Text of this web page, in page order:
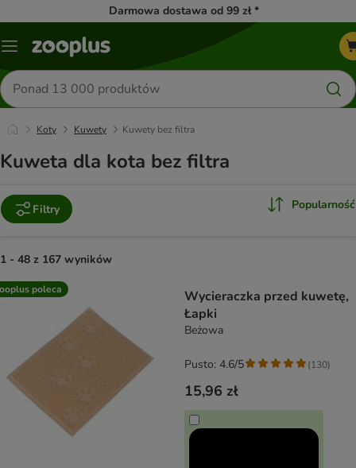
Darmowa dostawa od 99 zł *
Menu
Szukaj
produktów
Koty Kuwety Kuwety bez filtra
Kuweta dla kota bez filtra
Filtry Popularność
1 - 48 z 167 wyników
product items have been changed
poleca
Wycieraczka przed kuwetę,
Łapki
Beżowa
15,96 zł
Pusto: 4.6/5 (130)